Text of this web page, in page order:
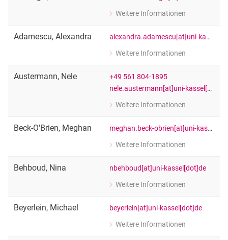
Weitere Informationen
zu Michael Schüngel
Adamescu, Alexandra
alexandra.adamescu[at]uni-kassel[dot]de
Weitere Informationen
zu Alexandra Adamescu
Austermann, Nele
+49 561 804-1895
nele.austermann[at]uni-kassel[dot]de
Weitere Informationen
zu Nele Austermann
Beck-O'Brien, Meghan
meghan.beck-obrien[at]uni-kassel[dot]de
Weitere Informationen
zu Meghan Beck-O'Brien
Behboud, Nina
nbehboud[at]uni-kassel[dot]de
Weitere Informationen
zu Nina Behboud
Beyerlein, Michael
beyerlein[at]uni-kassel[dot]de
Weitere Informationen
zu Michael Beyerlein